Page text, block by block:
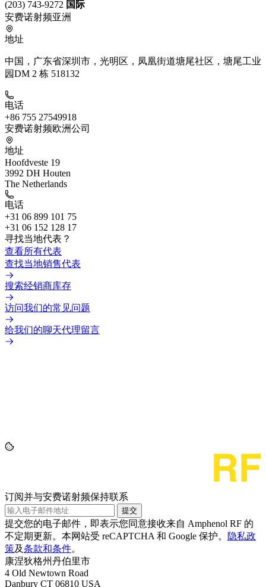
(203) 743-9272 国际
安费诺射频亚洲
地址
中国，广东省深圳市，光明区，凤凰街道塘尾社区，塘尾工业
园DM 2 栋 518132
电话
+86 755 27549918
安费诺射频欧洲公司
地址
Hoofdveste 19
3992 DH Houten
The Netherlands
电话
+31 06 899 101 75
+31 06 152 128 17
寻找当地代表？
查看所有代表
查找当地销售代表
搜索经销商库存
访问我们的常见问题
给我们的聊天代理留言
订阅并与安费诺射频保持联系
提交
提交您的电子邮件，即表示您同意接收来自 Amphenol RF 的
不定期更新。本网站受 reCAPTCHA 和 Google 保护。
隐私政
策及条款和条件。
康涅狄格州丹伯里市
4 Old Newtown Road
Danbury CT 06810 USA